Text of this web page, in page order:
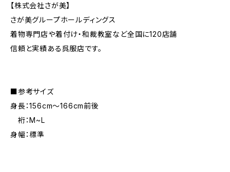
【株式会社さが美】
さが美グループホールディングス
着物専門店や着付け・和裁教室など全国に120店舗
信頼と実績ある呉服店です。
■参考サイズ
身長：156cm～166cm前後
裄：M~L
身幅：標準